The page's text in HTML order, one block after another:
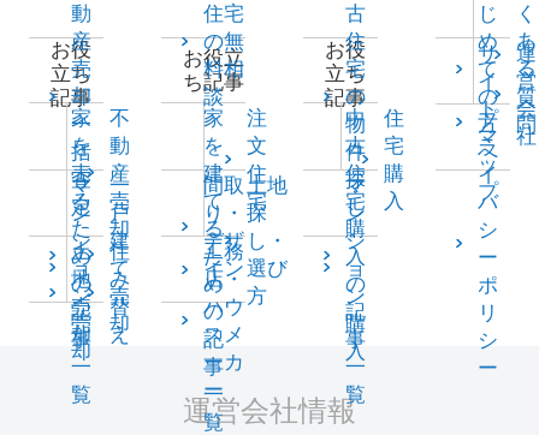
動
産
売
却
一
括
査
定
お役
立ち
記事
家
を
売
る
た
め
の
記
事
一
覧
不
動
産
売
却
マ
ン
シ
ョ
ン
売
却
一
戸
建
て
売
却
土
地
売
却
住
み
替
え
住宅
の無
料相
談
お役立
ち記事
家
を
建
て
る
た
め
の
記
事
一
覧
注
文
住
宅
間取
り・
デザ
イン
土地
探
し・
選び
方
工務
店・
ハウ
スメ
ーカ
ー
古
住
宅
の
物
件
探
し
お役
立ち
記事
中
古
住
宅
購
入
の
記
事
一
覧
住
宅
購
入
マ
ン
シ
ョ
ン
購
入
じ
め
て
の
方
へ
く
あ
る
質
問
サ
イ
ト
マ
ッ
プ
運
営
会
社
プ
ラ
イ
バ
シ
ー
ポ
リ
シ
ー
運営会社情報